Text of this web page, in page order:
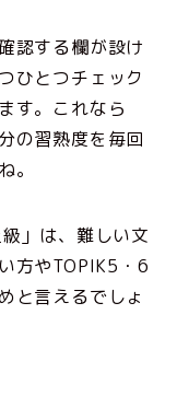
認する欄が設け
ひとつチェック
す。これなら
の習熟度を毎回
。
」は、難しい文
方やTOPIK5・6
と言えるでしょ